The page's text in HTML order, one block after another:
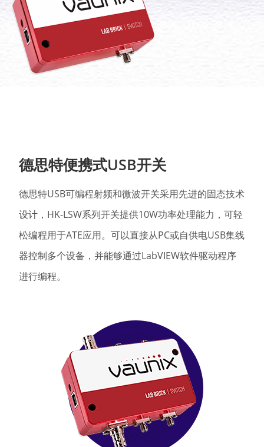
德思特便携式USB开关
德思特USB可编程射频和微波开关采用先进的固态技术
设计，HK-LSW系列开关提供10W功率处理能力，可轻
松编程用于ATE应用。可以直接从PC或自供电USB集线
器控制多个设备，并能够通过LabVIEW软件驱动程序
进行编程。